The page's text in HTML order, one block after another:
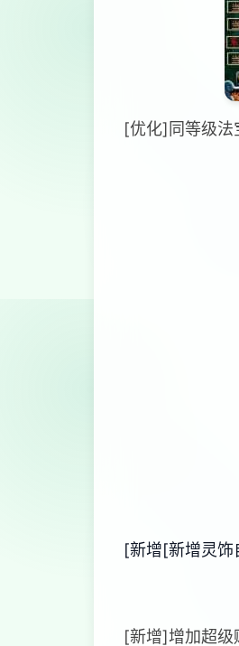
[优化]同等级法
[新增[新增灵饰
[新增]增加超级